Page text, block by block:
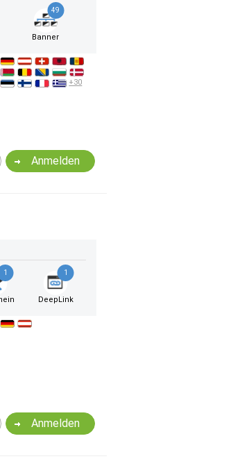
49
Banner
+30
Anmelden
1 1
DeepLink
Anmelden